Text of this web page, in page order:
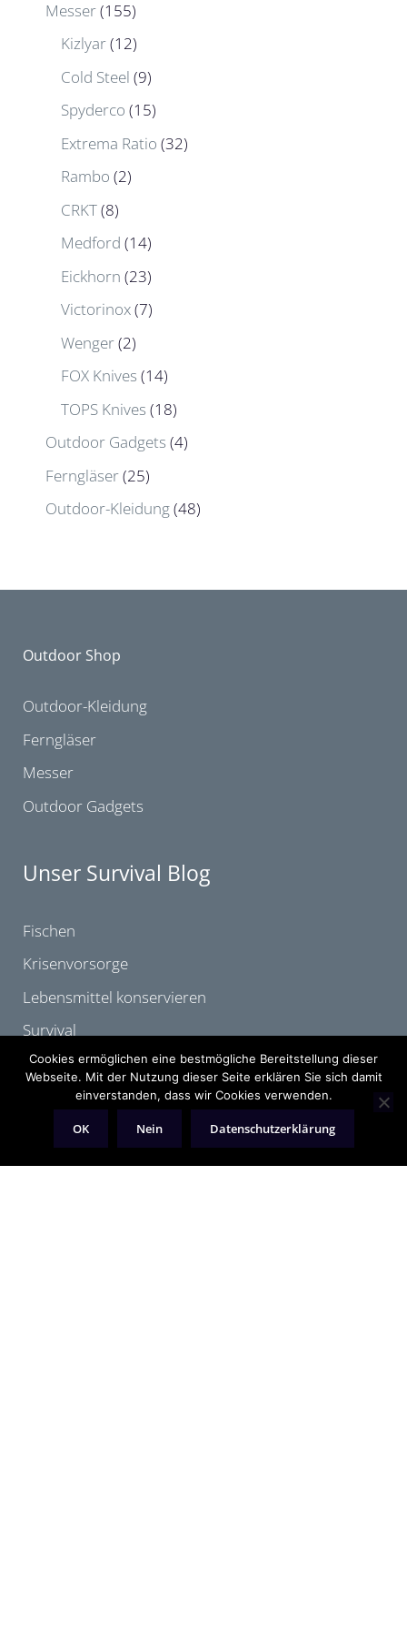
Messer(155)
Kizlyar(12)
Cold Steel (9)
Spyderco (15)
Extrema Ratio (32)
Rambo (2)
CRKT(8)
Medford (14)
Eickhorn (23)
Victorinox(7)
Wenger(2)
FOX Knives (14)
TOPS Knives (18)
Outdoor Gadgets (4)
Ferngläser(25)
Outdoor-Kleidung(48)
Outdoor Shop
Outdoor-Kleidung
Ferngläser
Messer
Outdoor Gadgets
Unser Survival Blog
Fischen
Krisenvorsorge
Lebensmittel konservieren
Survival
Rechtliches
Cookies ermöglichen eine bestmögliche Bereitstellung dieser
Webseite. Mit der Nutzung dieser Seite erklären Sie sich damit
einverstanden, dass wir Cookies verwenden.
OK Nein Datenschutzerklärung